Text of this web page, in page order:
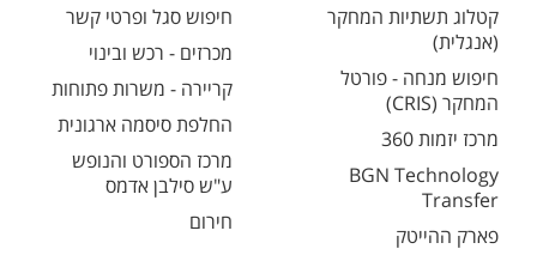
קטלוג תשתיות המחקר
(אנגלית)
חיפוש מנחה - פורטל
המחקר (CRIS)
מרכז יזמות 360
BGN Technology
Transfer
פארק ההייטק
חיפוש סגל ופרטי קשר
מכרזים - רכש ובינוי
קריירה - משרות פתוחות
החלפת סיסמה ארגונית
מרכז הספורט והנופש
ע"ש סילבן אדמס
חירום